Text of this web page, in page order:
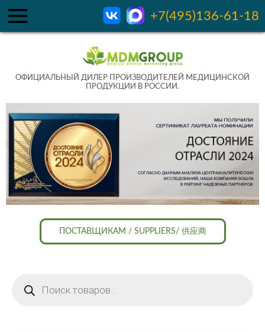
+7(495)136-61-18
ОФИЦИАЛЬНЫЙ ДИЛЕР ПРОИЗВОДИТЕЛЕЙ МЕДИЦИНСКОЙ
ПРОДУКЦИИ В РОССИИ.
ПОСТАВЩИКАМ / SUPPLIERS/ 供应商
товаров